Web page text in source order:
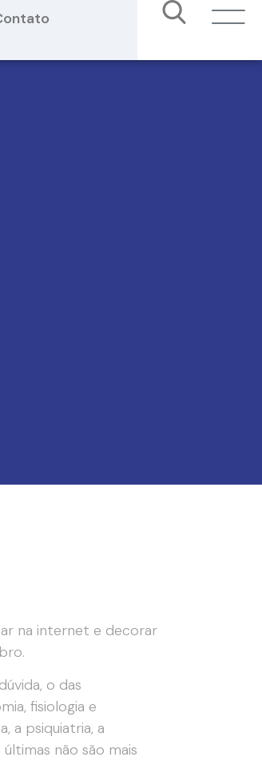
na internet e decorar
o das
fisiologia e
a psiquiatria, a
não são mais